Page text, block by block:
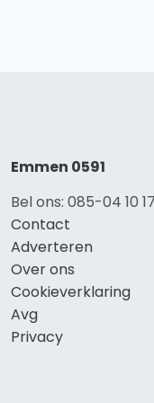
Emmen 0591
Bel ons: 085-04 10
Contact
Adverteren
Over ons
Cookieverklaring
Avg
Privacy